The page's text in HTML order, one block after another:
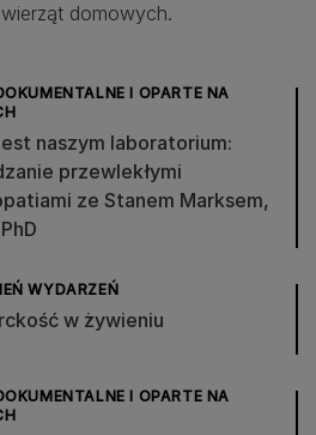
domowych.
I OPARTE NA
naszym laboratorium:
przewlekłymi
ze Stanem Marksem,
WYDARZEŃ
w żywieniu
I OPARTE NA